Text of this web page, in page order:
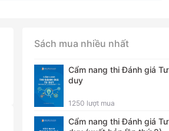
Sách mua nhiều nhất
Cẩm nang thi Đánh giá Tư
duy
1250 lượt mua
Cẩm nang thi Đánh giá Tư